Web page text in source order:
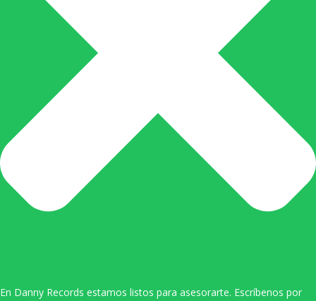
En Danny Records estamos listos para asesorarte. Escríbenos por